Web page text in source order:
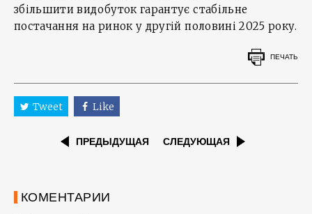
збільшити видобуток гарантує стабільне
постачання на ринок у другій половині 2025 року.
ПЕЧАТЬ
Tweet Like
ПРЕДЫДУЩАЯ СЛЕДУЮЩАЯ
КОМЕНТАРИИ